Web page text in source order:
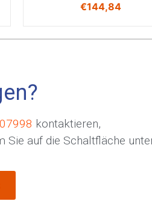
€144,84
kontaktieren,
Sie auf die Schaltfläche